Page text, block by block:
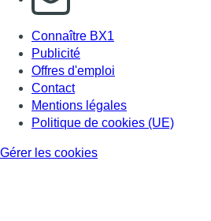
Connaître BX1
Publicité
Offres d'emploi
Contact
Mentions légales
Politique de cookies (UE)
Gérer les cookies